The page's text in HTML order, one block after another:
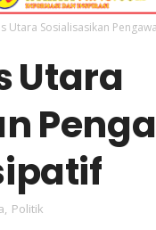
Utara Sosialisasikan
Utara
Politik